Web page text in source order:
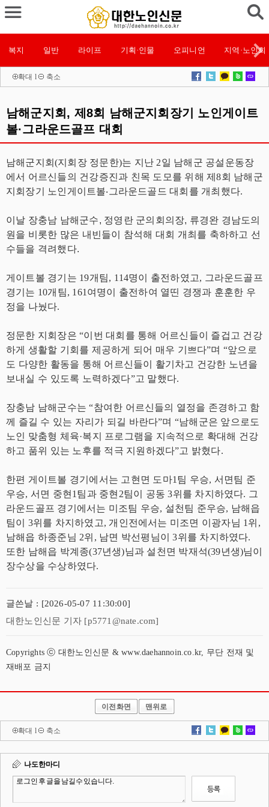
복지 일반 라이프 기획·인물 오피니언 지역·노인회
확대 l 축소
남해군지회, 제8회 남해군지회장기 노인게이트
볼·그라운드골프 대회
남해군지회(지회장 정문한)는 지난 2일 남해군 공설운동장
에서 어르신들의 건강증진과 친목 도모를 위해 제8회 남해군
지회장기 노인게이트볼‧그라운드골드 대회를 개최했다.
이날 장충남 남해군수, 정영란 군의회의장, 류경완 경남도의
원을 비롯한 많은 내빈들이 참석해 대회 개최를 축하하고 선
수들을 격려했다.
게이트볼 경기는 19개팀, 114명이 출전하였고, 그라운드골프
경기는 10개팀, 161여명이 출전하여 열띤 경쟁과 훈훈한 우
정을 나눴다.
정문한 지회장은 “이번 대회를 통해 어르신들이 즐겁고 건강
하게 생활할 기회를 제공하게 되어 매우 기쁘다”며 “앞으로
도 다양한 활동을 통해 어르신들이 활기차고 건강한 노년을
보내실 수 있도록 노력하겠다”고 말했다.
장충남 남해군수는 “참여한 어르신들의 열정을 존경하고 함
께 즐길 수 있는 자리가 되길 바란다”며 “남해군은 앞으로도
노인 맞춤형 체육·복지 프로그램을 지속적으로 확대해 건강
하고 품위 있는 노후를 적극 지원하겠다”고 밝혔다.
한편 게이트볼 경기에서는 고현면 도마1팀 우승, 서면팀 준
우승, 서면 중현1팀과 중현2팀이 공동 3위를 차지하였다. 그
라운드골프 경기에서는 미조팀 우승, 설천팀 준우승, 남해읍
팀이 3위를 차지하였고, 개인전에서는 미조면 이광자님 1위,
남해읍 하종준님 2위, 남면 박선평님이 3위를 차지하였다.
또한 남해읍 박계종(37년생)님과 설천면 박재석(39년생)님이
장수상을 수상하였다.
글쓴날 : [2026-05-07 11:30:00]
대한노인신문 기자 [p5771@nate.com]
Copyrights ⓒ 대한노인신문 & www.daehannoin.co.kr, 무단 전재 및
재배포 금지
이전화면 맨위로
확대 l 축소